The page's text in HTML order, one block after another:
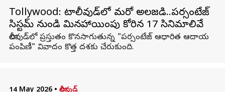
Tollywood: టాలీవుడ్‌లో మరో అలజడి..పర్సంటేజ్
సిస్టమ్ నుండి మినహాయింపు కోరిన 17 సినిమాలివే
టాలీవుడ్‌లో ప్రస్తుతం కొనసాగుతున్న "పర్సంటేజ్ ఆధారిత ఆదాయ
పంపిణీ" వివాదం కొత్త దశకు చేరుకుంది.